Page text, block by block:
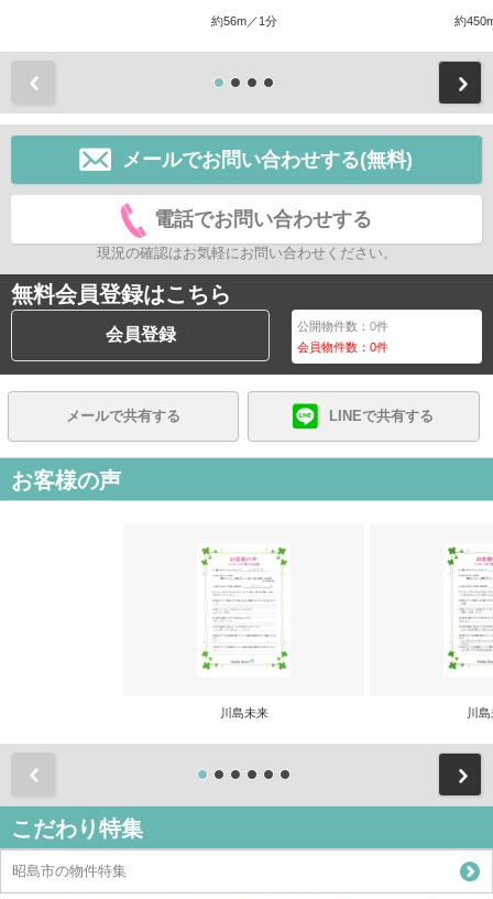
約56m／1分 約
メールでお問い合わせする(無料)
電話でお問い合わせする
現況の確認はお気軽にお問い合わせください。
無料会員登録はこちら
会員登録 公開物件数：0件
会員物件数：0件
メールで共有する LINEで共有する
お客様の声
川島未来 川
こだわり特集
昭島市の物件特集